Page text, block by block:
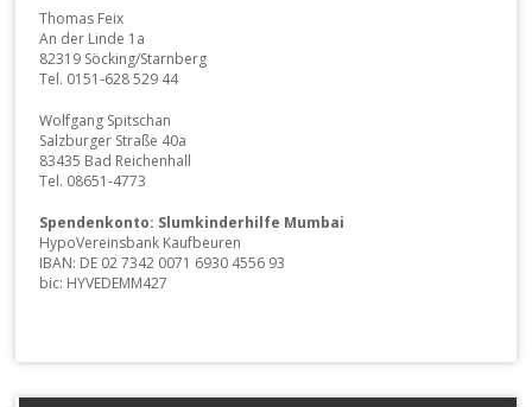
Thomas Feix
An der Linde 1a
82319 Söcking/Starnberg
Tel. 0151-628 529 44
Wolfgang Spitschan
Salzburger Straße 40a
83435 Bad Reichenhall
Tel. 08651-4773
Spendenkonto: Slumkinderhilfe Mumbai
HypoVereinsbank Kaufbeuren
IBAN: DE 02 7342 0071 6930 4556 93
bic: HYVEDEMM427